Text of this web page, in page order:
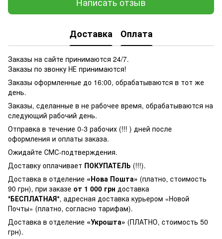
Доставка Оплата
Заказы на сайте принимаются 24/7.
Заказы по звонку НЕ принимаются!
Заказы оформленные до 16:00, обрабатываются в тот же
день.
Заказы, сделанные в не рабочее время, обрабатываются на
следующий рабочий день.
Отправка в течение 0-3 рабочих (!!! ) дней после
оформления и оплаты заказа.
Ожидайте СМС-подтверждения.
Доставку оплачивает ПОКУПАТЕЛЬ (!!!).
Доставка в отделение «Нова Пошта» (платно, стоимость
90 грн), при заказе от 1 000 грн доставка
*БЕСПЛАТНАЯ*, адресная доставка курьером «Новой
Почты» (платно, согласно тарифам).
Доставка в отделение «Укрошта» (ПЛАТНО, стоимость 50
грн).